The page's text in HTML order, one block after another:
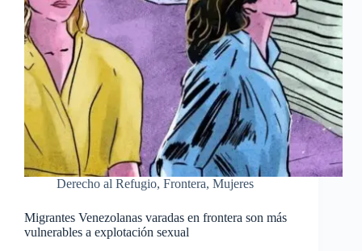
Derecho al Refugio, Frontera, Mujeres
Migrantes Venezolanas varadas en frontera son más
vulnerables a explotación sexual